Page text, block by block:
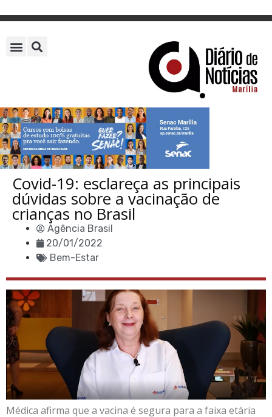
Covid-19: esclareça as principais
dúvidas sobre a vacinação de
crianças no Brasil
Agência Brasil
20/01/2022
Bem-Estar
Médica afirma que a vacina é segura para a faixa etária